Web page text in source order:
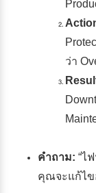
ว่า
คำถาม: “ไ
คุณจะแก้ไข